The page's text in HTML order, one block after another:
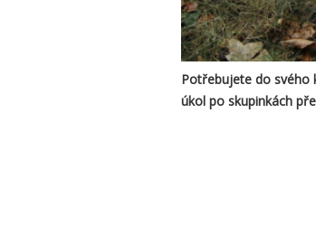
Potřebujete do svého
úkol po skupinkách